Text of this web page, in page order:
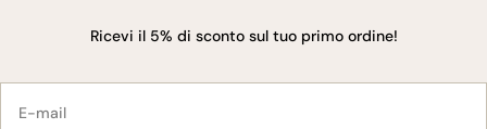
Ricevi il 5% di sconto sul tuo primo ordine!
mail